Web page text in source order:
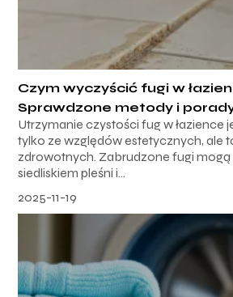
Czym wyczyścić fugi w
Sprawdzone metody i
Utrzymanie czystości fug w łazience
tylko ze względów estetycznych, ale
zdrowotnych. Zabrudzone fugi mogą
siedliskiem pleśni i...
2025-11-19